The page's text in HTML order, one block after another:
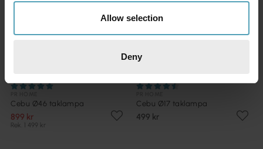
Allow selection
Deny
Cebu Ø46 taklampa
899 kr
Rek. 1 499 kr
Cebu Ø17 taklampa
499 kr